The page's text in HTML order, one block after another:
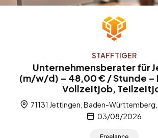
STAFFTIGER
Unternehmensberater für
(m/w/d) – 48,00 € / Stunde –
Vollzeitjob,
71131 Jettingen, Baden-
03/08/2026